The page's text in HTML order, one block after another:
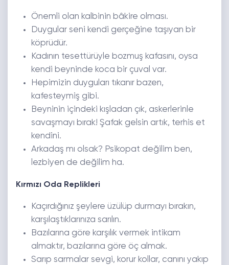
Önemli olan kalbinin bâkire olması.
Duygular seni kendi gerçeğine taşıyan bir
köprüdür.
Kadının tesettürüyle bozmuş kafasını, oysa
kendi beyninde koca bir çuval var.
Hepimizin duyguları tıkanır bazen,
kafesteymiş gibi.
Beyninin içindeki kışladan çık, askerlerinle
savaşmayı bırak! Şafak gelsin artık, terhis et
kendini.
Arkadaş mı olsak? Psikopat değilim ben,
lezbiyen de değilim ha.
Kırmızı Oda Replikleri
Kaçırdığınız şeylere üzülüp durmayı bırakın,
karşılaştıklarınıza sarılın.
Bazılarına göre karşılık vermek intikam
almaktır, bazılarına göre öç almak.
Sarıp sarmalar sevgi, korur kollar, canını yakıp